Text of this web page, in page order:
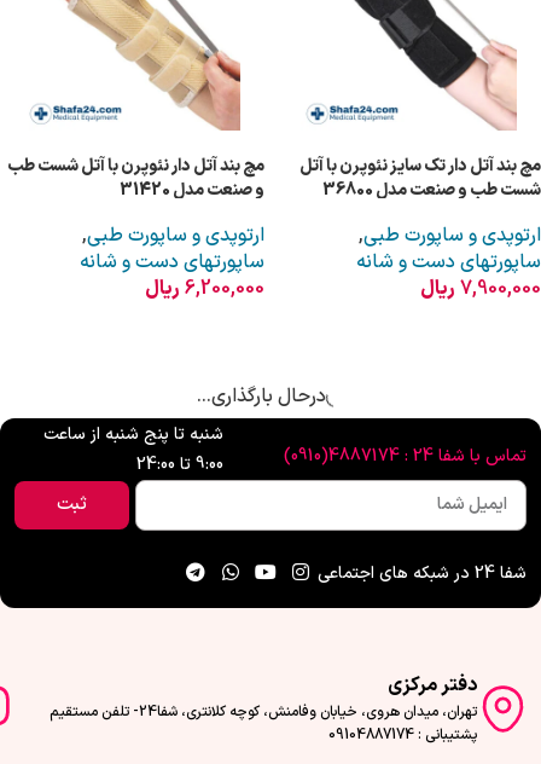
مچ بند آتل دار تک سایز نئوپرن با آتل
شست طب و صنعت مدل 36800
ارتوپدی و ساپورت طبی,
ساپورتهای دست و شانه
7,900,000 ریال
مچ بند آتل دار نئوپرن با آتل شست طب
و صنعت مدل 31420
ارتوپدی و ساپورت طبی,
ساپورتهای دست و شانه
6,200,000 ریال
درحال بارگذاری...
تماس با شفا 24 : 4887174(0910)
شنبه تا پنج شنبه از ساعت
9:00 تا 24:00
ثبت
شفا 24 در شبکه های اجتماعی
دفتر مرکزی
تهران، میدان هروی، خیابان وفامنش، کوچه کلانتری، شفا24- تلفن مستقیم
پشتیبانی : 09104887174